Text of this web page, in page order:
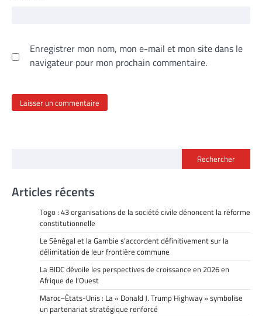
Enregistrer mon nom, mon e-mail et mon site dans le
navigateur pour mon prochain commentaire.
Rechercher
Articles récents
Togo : 43 organisations de la société civile dénoncent la réforme
constitutionnelle
Le Sénégal et la Gambie s’accordent définitivement sur la
délimitation de leur frontière commune
La BIDC dévoile les perspectives de croissance en 2026 en
Afrique de l’Ouest
Maroc–États-Unis : La « Donald J. Trump Highway » symbolise
un partenariat stratégique renforcé